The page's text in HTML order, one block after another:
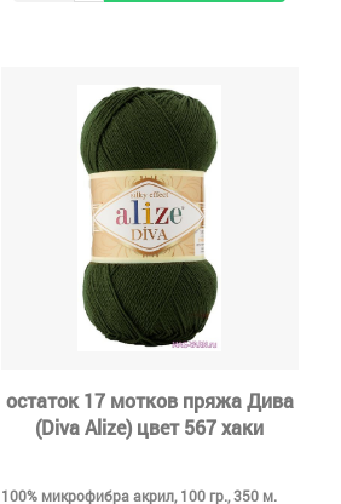
остаток 17 мотков пряжа Дива
(Diva Alize) цвет 567 хаки
100% микрофибра акрил, 100 гр., 350 м.